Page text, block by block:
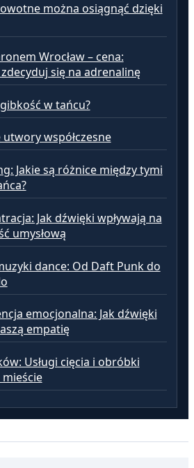
można osiągnąć dzięki
Wrocław – cena:
się na adrenalinę
w tańcu?
współczesne
Jakie są różnice między tymi
Jak dźwięki wpływają na
umysłową
dance: Od Daft Punk do
emocjonalna: Jak dźwięki
empatię
Usługi cięcia i obróbki